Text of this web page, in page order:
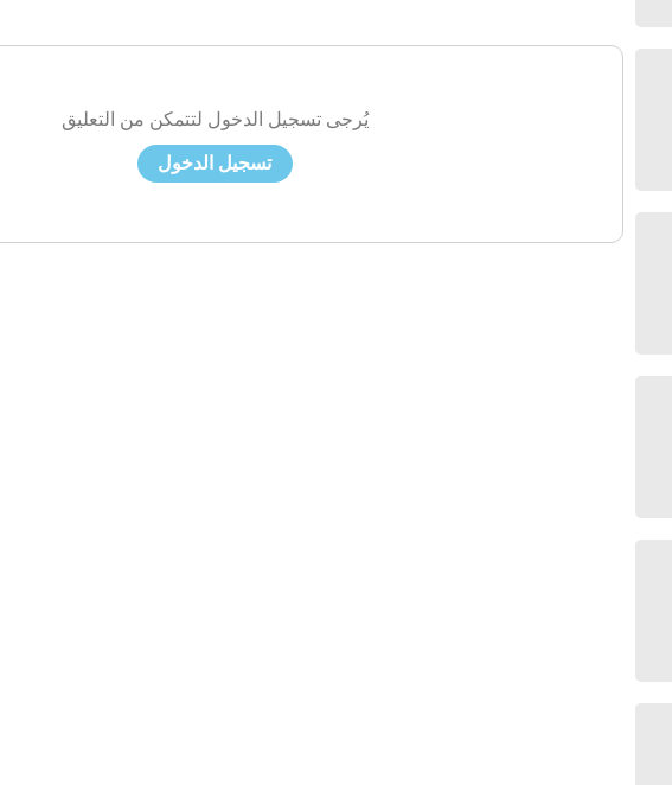
يُرجى تسجيل الدخول لتتمكن من التعليق
تسجيل الدخول